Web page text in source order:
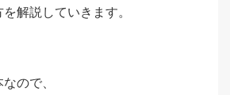
解説していきます。
ので、